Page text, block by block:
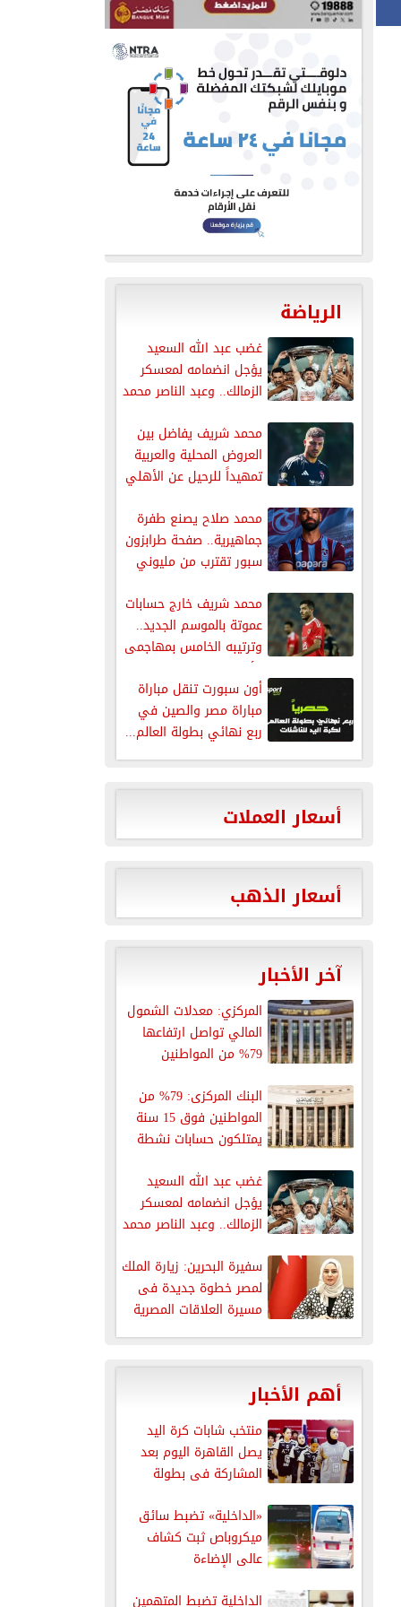
الرياضة
غضب عبد الله السعيد
يؤجل انضمامه لمعسكر
الزمالك.. وعبد الناصر محمد
محمد شريف يفاضل بين
العروض المحلية والعربية
تمهيداً للرحيل عن الأهلي
محمد صلاح يصنع طفرة
جماهيرية.. صفحة طرابزون
سبور تقترب من مليوني
محمد شريف خارج حسابات
عموتة بالموسم الجديد..
وترتيبه الخامس بمهاجمى
الأهلى
أون سبورت تنقل مباراة
مباراة مصر والصين في
ربع نهائي بطولة العالم...
أسعار العملات
أسعار الذهب
آخر الأخبار
المركزي: معدلات الشمول
المالي تواصل ارتفاعها
79% من المواطنين
البنك المركزى: 79% من
المواطنين فوق 15 سنة
يمتلكون حسابات نشطة
غضب عبد الله السعيد
يؤجل انضمامه لمعسكر
الزمالك.. وعبد الناصر محمد
سفيرة البحرين: زيارة الملك
لمصر خطوة جديدة فى
مسيرة العلاقات المصرية
البحرينية
أهم الأخبار
منتخب شابات كرة اليد
يصل القاهرة اليوم بعد
المشاركة فى بطولة
«الداخلية» تضبط سائق
ميكروباص ثبت كشاف
عالى الإضاءة
الداخلية تضبط المتهمين